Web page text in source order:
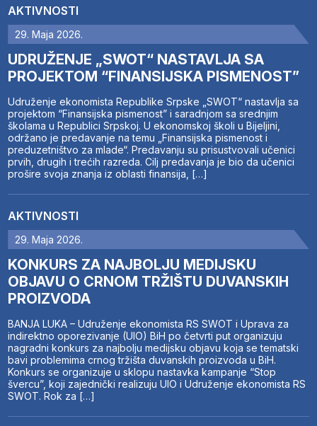
AKTIVNOSTI
29. Maja 2026.
UDRUŽENJE „SWOT“ NASTAVLJA SA
PROJEKTOM “FINANSIJSKA PISMENOST”
Udruženje ekonomista Republike Srpske „SWOT“ nastavlja sa
projektom “Finansijska pismenost” i saradnjom sa srednjim
školama u Republici Srpskoj. U ekonomskoj školi u Bijeljini,
održano je predavanje na temu „Finansijska pismenost i
preduzetništvo za mlade“. Predavanju su prisustvovali učenici
prvih, drugih i trećih razreda. Cilj predavanja je bio da učenici
prošire svoja znanja iz oblasti finansija, […]
AKTIVNOSTI
29. Maja 2026.
KONKURS ZA NAJBOLJU MEDIJSKU
OBJAVU O CRNOM TRŽIŠTU DUVANSKIH
PROIZVODA
BANJA LUKA – Udruženje ekonomista RS SWOT i Uprava za
indirektno oporezivanje (UIO) BiH po četvrti put organizuju
nagradni konkurs za najbolju medijsku objavu koja se tematski
bavi problemima crnog tržišta duvanskih proizvoda u BiH.
Konkurs se organizuje u sklopu nastavka kampanje “Stop
švercu”, koji zajednički realizuju UIO i Udruženje ekonomista RS
SWOT. Rok za […]